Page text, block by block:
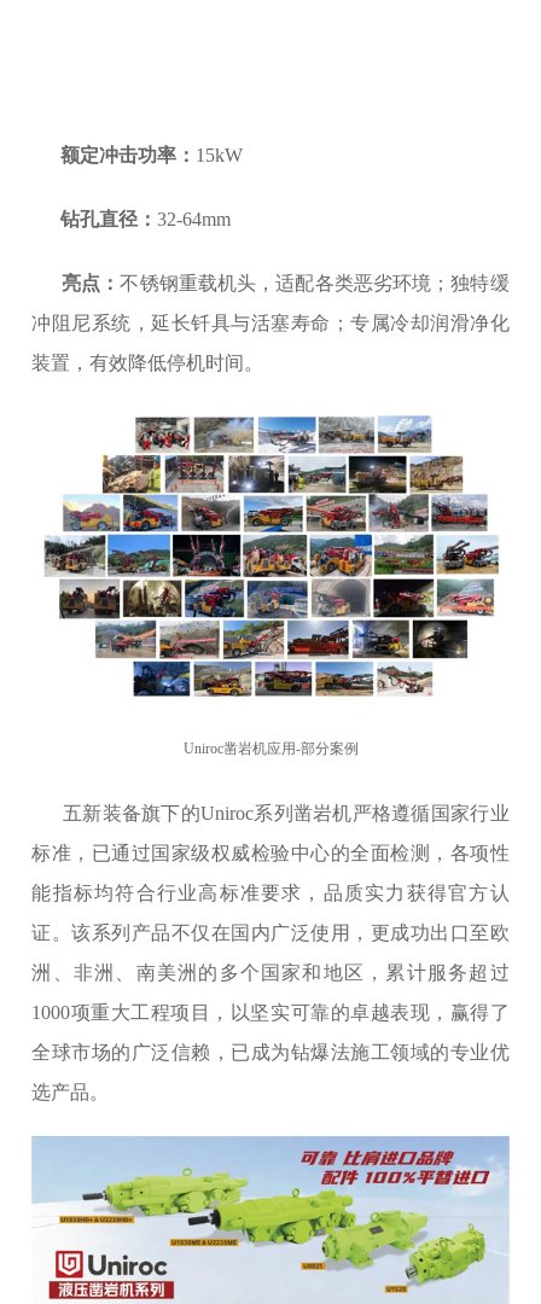
额定冲击功率： 15kW
钻孔直径：32-64mm
亮点：不锈钢重载机头，适配各类恶劣环境；独特缓
冲阻尼系统，延长钎具与活塞寿命；专属冷却润滑净化
装置，有效降低停机时间。
Uniroc凿岩机应用-部分案例
五新装备旗下的Uniroc系列凿岩机严格遵循国家行业
标准，已通过国家级权威检验中心的全面检测，各项性
能指标均符合行业高标准要求，品质实力获得官方认
证。该系列产品不仅在国内广泛使用，更成功出口至欧
洲、非洲、南美洲的多个国家和地区，累计服务超过
1000项重大工程项目，以坚实可靠的卓越表现，赢得了
全球市场的广泛信赖，已成为钻爆法施工领域的专业优
选产品。